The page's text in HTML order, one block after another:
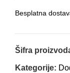
Besplatna
Šifra
Kategorije: